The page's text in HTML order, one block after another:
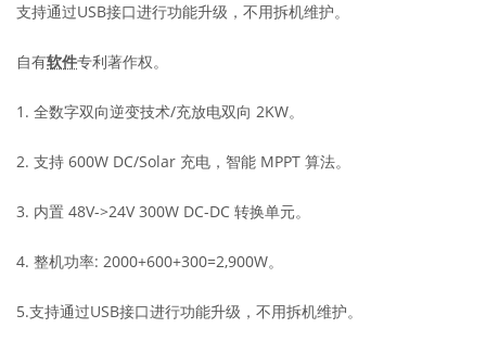
支持通过USB接口进行功能升级，不用拆机维护。
自有软件专利著作权。
1. 全数字双向逆变技术/充放电双向 2KW。
2. 支持 600W DC/Solar 充电，智能 MPPT 算法。
3. 内置 48V->24V 300W DC-DC 转换单元。
4. 整机功率: 2000+600+300=2,900W。
5.支持通过USB接口进行功能升级，不用拆机维护。